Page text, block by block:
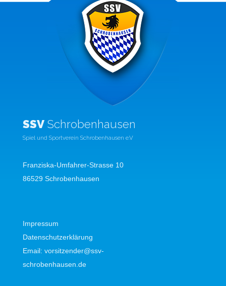
SSVSchrobenhausen
Spiel und Sportverein Schrobenhausen e.V
Franziska-Umfahrer-Strasse 10
86529 Schrobenhausen
Impressum
Datenschutzerklärung
Email: vorsitzender@ssv-
schrobenhausen.de